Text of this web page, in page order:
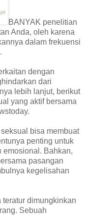
BANYAK penelitian
Anda, oleh karena
dalam frekuensi
dengan
dari
lebih lanjut, berikut
yang aktif bersama
bisa membuat
penting untuk
emosional. Bahkan,
pasangan
kegelisahan
dimungkinkan
Sebuah